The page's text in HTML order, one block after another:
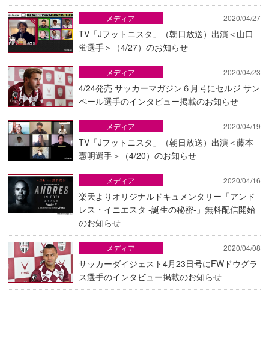
2020/04/27
TV「Jフットニスタ」（朝日放送）出演＜山口
蛍選手＞（4/27）のお知らせ
メディア
2020/04/23
4/24発売 サッカーマガジン６月号にセルジ サン
ペール選手のインタビュー掲載のお知らせ
メディア
2020/04/19
TV「Jフットニスタ」（朝日放送）出演＜藤本
憲明選手＞（4/20）のお知らせ
メディア
2020/04/16
楽天よりオリジナルドキュメンタリー「アンド
レス・イニエスタ -誕生の秘密-」無料配信開始
のお知らせ
メディア
2020/04/08
サッカーダイジェスト4月23日号にFWドウグラ
ス選手のインタビュー掲載のお知らせ
メディア